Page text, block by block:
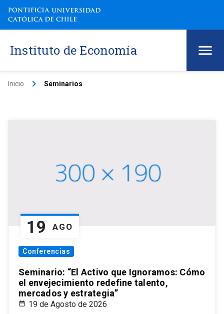
Instituto de Economía
Inicio keyboard_arrow_right Seminarios
19 AGO
Conferencias
Seminario: “El Activo que Ignoramos: Cómo
el envejecimiento redefine talento,
mercados y estrategia”
19 de Agosto de 2026